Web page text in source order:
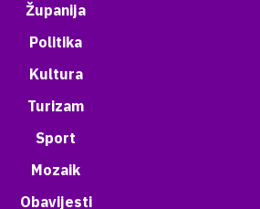
Županija
Politika
Kultura
Turizam
Sport
Mozaik
Obavijesti